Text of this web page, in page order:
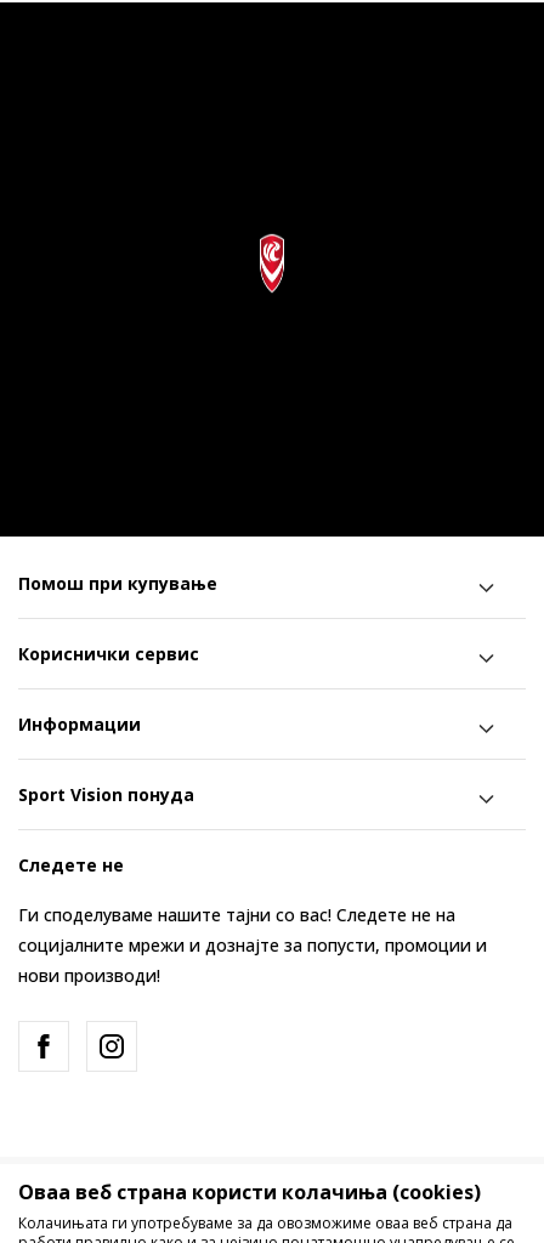
Помош при купување
Кориснички сервис
Информации
Sport Vision понуда
Следете не
Ги споделуваме нашите тајни со вас! Следете не на
социјалните мрежи и дознајте за попусти, промоции и
нови производи!
Македонија Промена
Оваа веб страна користи колачиња (cookies)
Колачињата ги употребуваме за да овозможиме оваа веб страна да